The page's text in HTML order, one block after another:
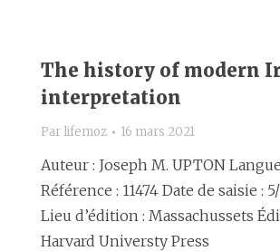
The history of modern
interpretation
Par lifemoz 16 mars 2021
Auteur : Joseph M. UPTON
Référence : 11474 Date de saisie :
Lieu d’édition : Massachussets
Harvard Universty Press